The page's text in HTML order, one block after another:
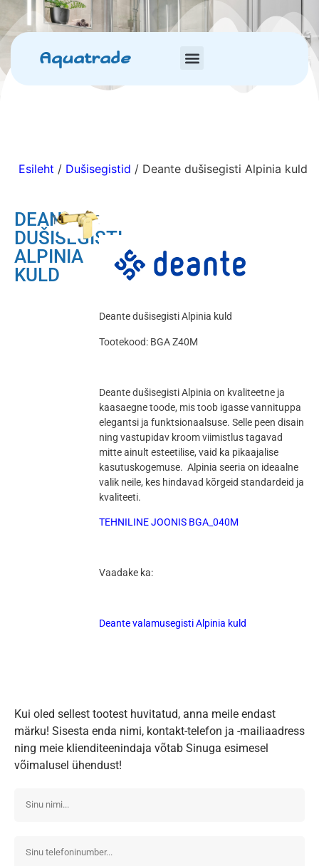
Aquatrade
Esileht / Dušisegistid / Deante dušisegisti Alpinia kuld
DEANTE
DUŠISEGISTI
ALPINIA
KULD
125.00€
Deante dušisegisti Alpinia kuld
Tootekood: BGA Z40M
Deante dušisegisti Alpinia on kvaliteetne ja
kaasaegne toode, mis toob igasse vannituppa
elegantsi ja funktsionaalsuse. Selle peen disain
ning vastupidav kroom viimistlus tagavad
mitte ainult esteetilise, vaid ka pikaajalise
kasutuskogemuse. Alpinia seeria on ideaalne
valik neile, kes hindavad kõrgeid standardeid ja
kvaliteeti.
TEHNILINE JOONIS BGA_040M
Vaadake ka:
Deante valamusegisti Alpinia kuld
Kui oled sellest tootest huvitatud, anna meile endast
märku! Sisesta enda nimi, kontakt-telefon ja -mailiaadress
ning meie klienditeenindaja võtab Sinuga esimesel
võimalusel ühendust!